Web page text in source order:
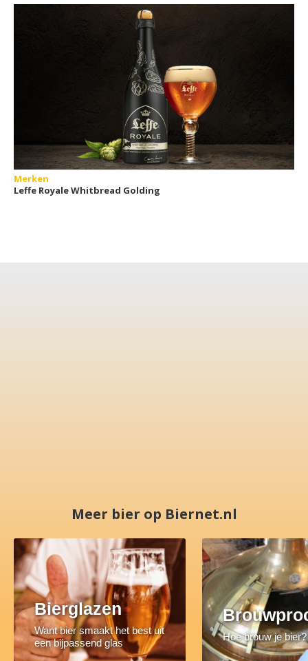
Merken
Leffe Royale Whitbread Golding
Meer bier op Biernet.nl
Bierglazen
Want bier smaakt het best uit
een bijpassend glas
Hoe brouw je bier?